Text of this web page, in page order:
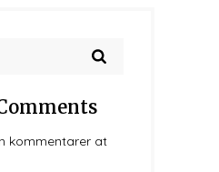
kommentarer at